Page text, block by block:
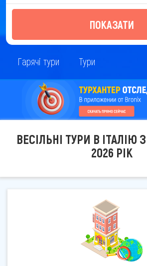
ПОКАЗАТИ
Гарячі тури Тури
ВЕСІЛЬНІ ТУРИ В ІТАЛІЮ
2026 РІК